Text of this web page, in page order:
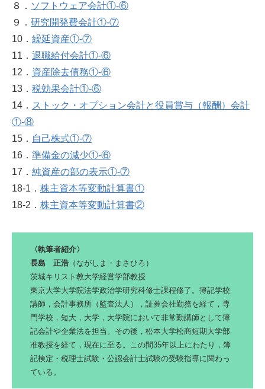
８． ソフトウェア会計①‐⑥
９． 研究開発費会計①‐⑦
10． 繰延資産①‐⑦
11． 退職給付会計①‐⑥
12． 資産除去債務①‐⑥
13． 税効果会計①‐⑥
14． ストック・オプション会計と役員賞与（報酬）会計
①‐⑧
15． 自己株式①‐⑦
16． 準備金の減少①‐⑥
17． 純資産の部の表示①‐⑦
18-1． 株主資本等変動計算書①
18-2． 株主資本等変動計算書②
〈執筆者紹介〉
長島 正浩（ながしま・まさひろ）
茨城キリスト教大学経営学部教授
東京大学大学院法学政治学研究科修士課程修了。簿記学校
講師，会計事務所（監査法人），証券会社勤務を経て，専
門学校，短大，大学，大学院において非常勤講師として簿
記会計や企業法を担当。その後，松本大学松商短期大学部
准教授を経て，現在に至る。この間35年以上にわたり，簿
記検定・税理士試験・公認会計士試験の受験指導に関わっ
ている。